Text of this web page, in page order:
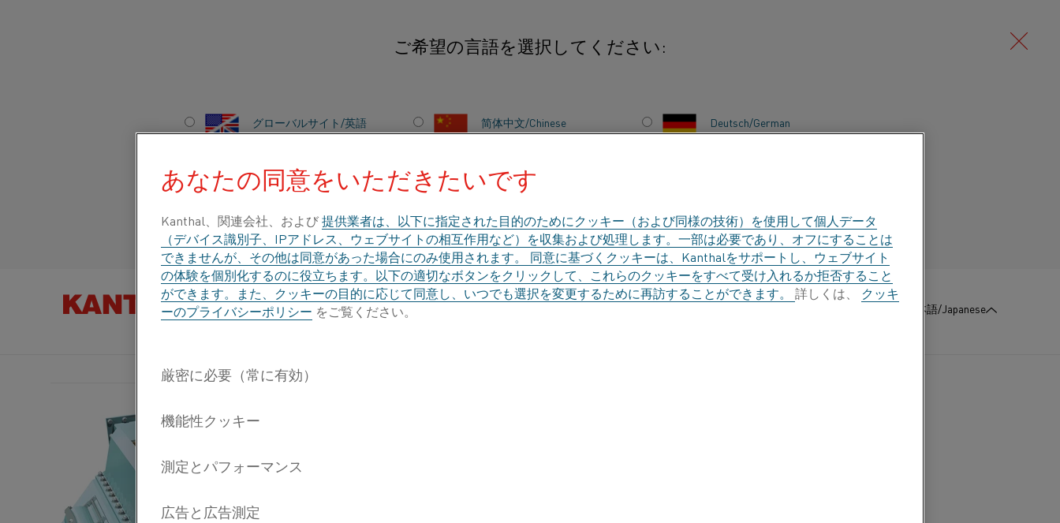
ご希望の言語を選択してください:
グローバルサイト/英語 简体中文/Chinese Deutsch/German
Italiano/Italian 日本語/Japanese
Español/Spanish Français/French
製品を以下のカテゴリで探す 会社概要 ナレッジハブ 日本語/Japanese
自動車部品の熱処理
ます。
あなたの同意をいただきたいです
Kanthal、関連会社、および提供業者は、以下に指定された目的のためにクッキー（および同様の技術）を使用して個人データ
（デバイス識別子、IPアドレス、ウェブサイトの相互作用など）を収集および処理します。一部は必要であり、オフにすることは
できませんが、その他は同意があった場合にのみ使用されます。 同意に基づくクッキーは、Kanthalをサポートし、ウェブサイト
の体験を個別化するのに役立ちます。以下の適切なボタンをクリックして、これらのクッキーをすべて受け入れるか拒否すること
ができます。また、クッキーの目的に応じて同意し、いつでも選択を変更するために再訪することができます。 詳しくは、 クッキ
ーのプライバシーポリシー をご覧ください。